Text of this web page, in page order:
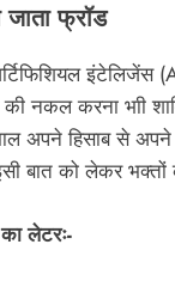
फ्रॉड
इंटेलिजेंस
नकल करना भाी
अपने हिसाब से
बात को लेकर
लेटरः-